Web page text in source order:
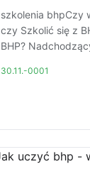
szkolenia bhpCzy
czy Szkolić się z
BHP?
30.11.-0001